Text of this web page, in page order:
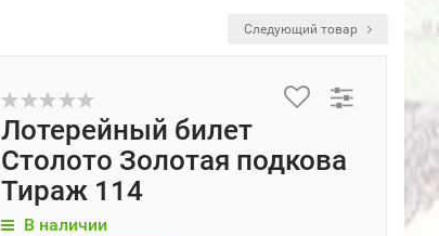
Следующий товар
Лотерейный билет
Столото Золотая подкова
Тираж 114
В наличии